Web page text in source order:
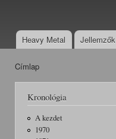
Főmenü
Heavy Metal Jellemzők
Címlap
Kronológia
A kezdet
1970